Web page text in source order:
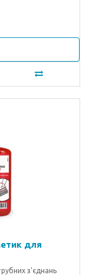
для
з'єднань